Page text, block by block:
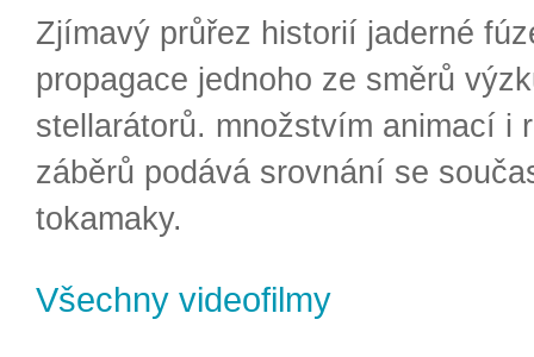
Zjímavý průřez historií jaderné
propagace jednoho ze směrů
stellarátorů. množstvím animací i
záběrů podává srovnání se
tokamaky.
Všechny videofilmy